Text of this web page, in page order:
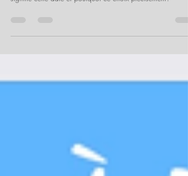
Le 3 octobre, l’Allemagne célèbre sa fête nationale. Mais